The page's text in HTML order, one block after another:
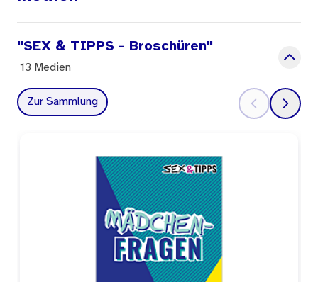
"SEX & TIPPS - Broschüren"
13 Medien
Zur Sammlung